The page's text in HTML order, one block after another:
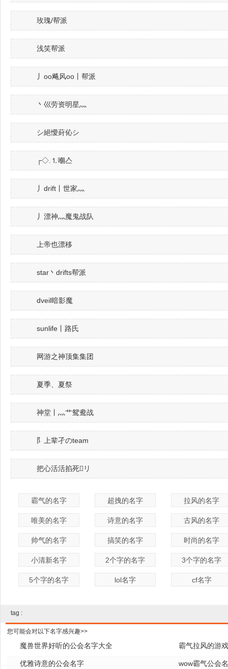
玫瑰/帮派
浅笑帮派
丿oo飚风oo丨帮派
丶巛劳资明星灬
シ絕懓葑伈シ
┌◇.⒈嗰亼
丿drift丨世家灬
丿漂神灬魔鬼战队
上帝也漂移
star丶drifts帮派
dveil暗影魔
sunlife丨路氏
网游之神顶集集团
夏季、夏祭
神堂丨灬艹鸳鸯战
阝上辈孑のteam
把心活活掐死リ
霸气的名字 超拽的名字 拉风的名字
唯美的名字 诗意的名字 古风的名字
帅气的名字 搞笑的名字 时尚的名字
小清新名字 2个字的名字 3个字的名字
5个字的名字 lol名字 cf名字
tag :
您可能会对以下名字感兴趣>>
魔兽世界好听的公会名字大全 霸气拉风的游
优雅诗意的公会名字 wow霸气公会